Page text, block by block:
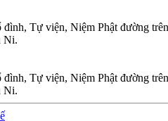
Tự viện, Niệm Phật đường
Ni.
Tự viện, Niệm Phật đường
Ni.